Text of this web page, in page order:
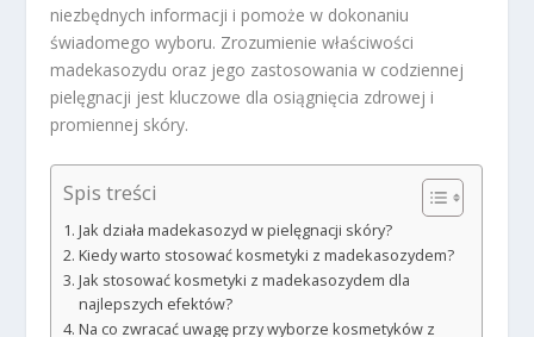
niezbędnych informacji i pomoże w dokonaniu
świadomego wyboru. Zrozumienie właściwości
madekasozydu oraz jego zastosowania w codziennej
pielęgnacji jest kluczowe dla osiągnięcia zdrowej i
promiennej skóry.
Spis treści
Jak działa madekasozyd w pielęgnacji skóry?
Kiedy warto stosować kosmetyki z madekasozydem?
Jak stosować kosmetyki z madekasozydem dla
najlepszych efektów?
Na co zwracać uwagę przy wyborze kosmetyków z